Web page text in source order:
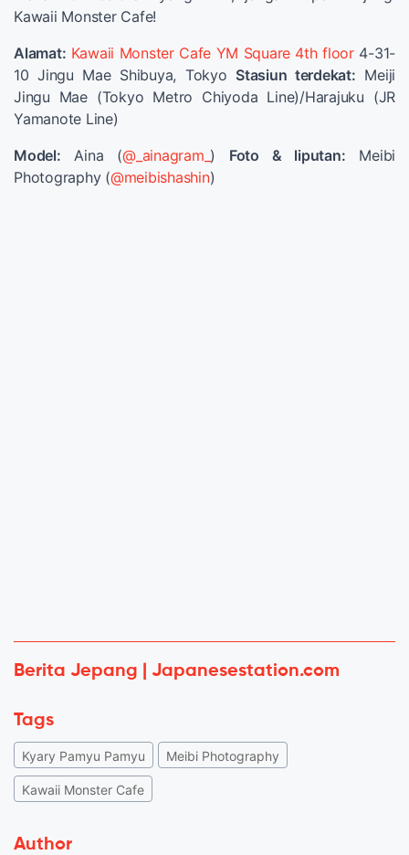
Kawaii Monster Cafe!
Alamat: Kawaii Monster Cafe YM Square 4th floor4-31-
10 Jingu Mae Shibuya, Tokyo Stasiun terdekat: Meiji
Jingu Mae (Tokyo Metro Chiyoda Line)/Harajuku (JR
Yamanote Line)
Model: Aina (@_ainagram_ ) Foto & liputan: Meibi
Photography (@meibishashin)
Berita Jepang | Japanesestation.com
Tags
Kyary Pamyu Pamyu Meibi Photography
Kawaii Monster Cafe
Author